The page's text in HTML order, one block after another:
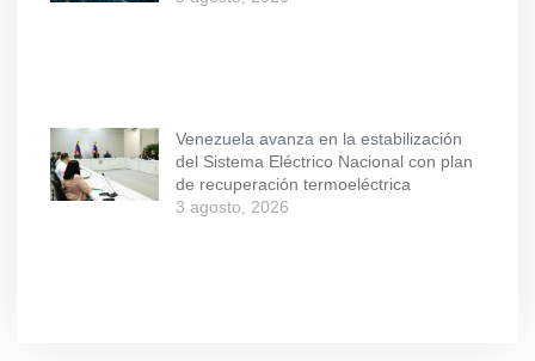
Venezuela avanza en la estabilización
del Sistema Eléctrico Nacional con plan
de recuperación termoeléctrica
3 agosto, 2026